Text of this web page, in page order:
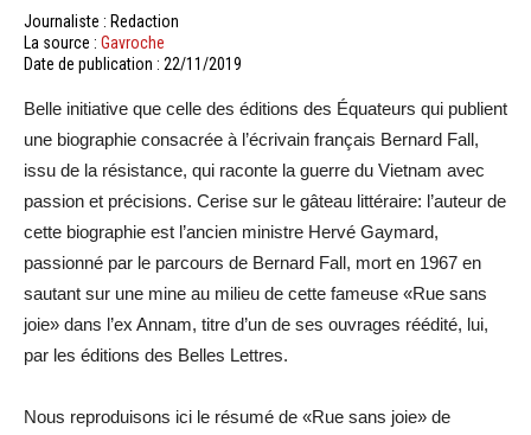
Journaliste : Redaction
La source : Gavroche
Date de publication : 22/11/2019
Belle initiative que celle des éditions des Équateurs qui publient
une biographie consacrée à l’écrivain français Bernard Fall,
issu de la résistance, qui raconte la guerre du Vietnam avec
passion et précisions. Cerise sur le gâteau littéraire: l’auteur de
cette biographie est l’ancien ministre Hervé Gaymard,
passionné par le parcours de Bernard Fall, mort en 1967 en
sautant sur une mine au milieu de cette fameuse «Rue sans
joie» dans l’ex Annam, titre d’un de ses ouvrages réédité, lui,
par les éditions des Belles Lettres.
Nous reproduisons ici le résumé de «Rue sans joie» de